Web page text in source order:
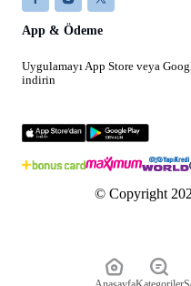
App & Ödeme
Uygulamayı App Store veya
indirin
© Copyright